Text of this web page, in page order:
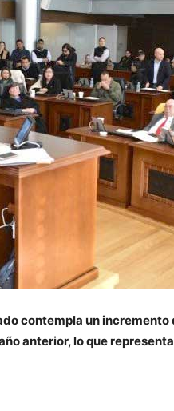
contempla un
anterior, lo que